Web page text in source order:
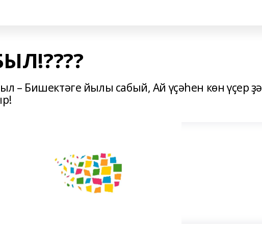
– Бишектәге йылы сабый, Ай үҫәһен көн үҫер ҙә